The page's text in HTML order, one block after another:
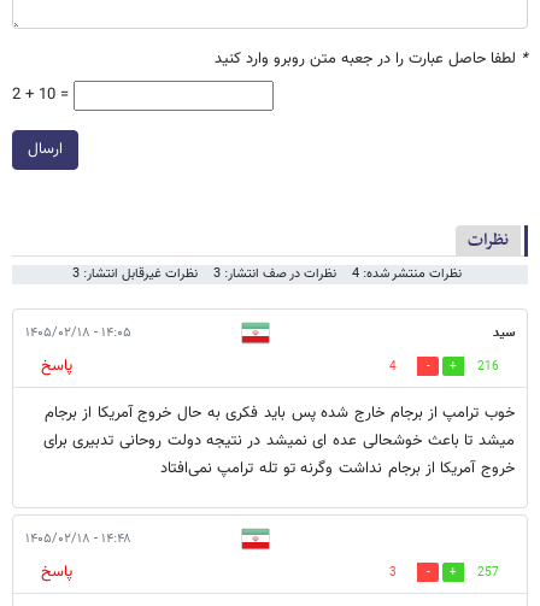
* لطفا حاصل عبارت را در جعبه متن روبرو وارد کنید
2 + 10 =
ارسال
نظرات
نظرات منتشر شده: 4 نظرات در صف انتشار: 3 نظرات غیرقابل انتشار: 3
سید ۱۴:۰۵ - ۱۴۰۵/۰۲/۱۸
216
4
پاسخ
خوب ترامپ از برجام خارج شده پس باید فکری به حال خروج آمریکا از برجام
میشد تا باعث خوشحالی عده ای نمیشد در نتیجه دولت روحانی تدبیری برای
خروج آمریکا از برجام نداشت وگرنه تو تله ترامپ نمی‌افتاد
۱۴:۴۸ - ۱۴۰۵/۰۲/۱۸
257
3
پاسخ